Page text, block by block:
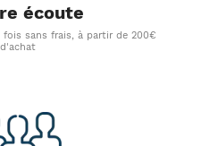
écoute
sans frais, à partir de 200€
d'achat